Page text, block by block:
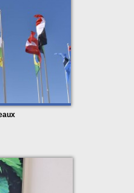
à un usage
avec deux
pour leur
impression numérique,
plus lisse et
solennelles